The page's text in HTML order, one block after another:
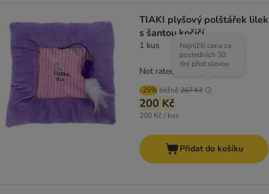
TIAKI plyšový polštářek lilek
s šantou kočičí
1 kus
-25% běžně267 Kč
Nejnižší cena za
posledních 30
dní před slevou
200 Kč
200 Kč / kus
Not rated
Přidat do košíku